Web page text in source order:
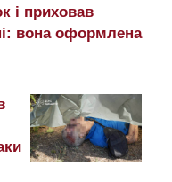
і приховав
вона оформлена